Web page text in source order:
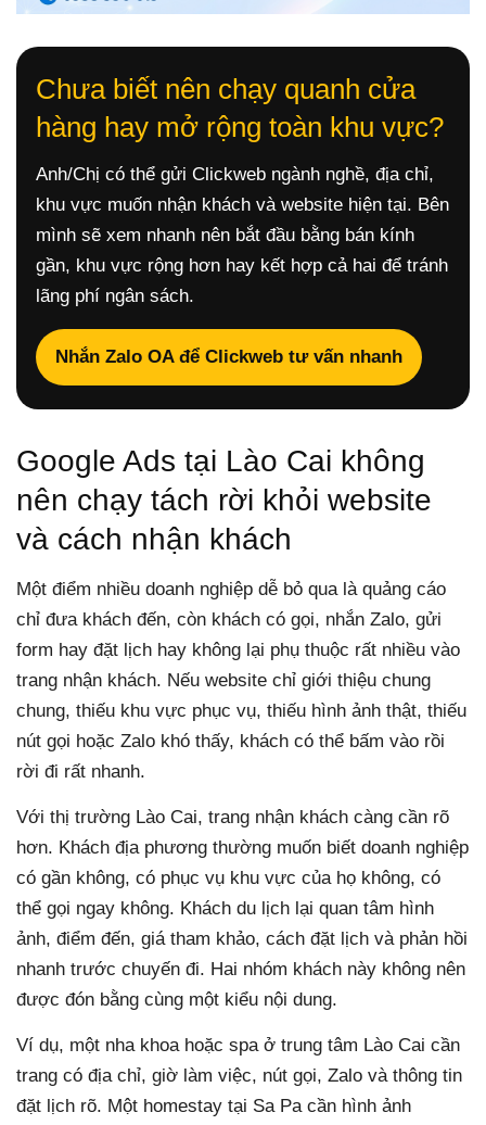
Chưa biết nên chạy quanh cửa
hàng hay mở rộng toàn khu vực?
Anh/Chị có thể gửi Clickweb ngành nghề, địa chỉ,
khu vực muốn nhận khách và website hiện tại. Bên
mình sẽ xem nhanh nên bắt đầu bằng bán kính
gần, khu vực rộng hơn hay kết hợp cả hai để tránh
lãng phí ngân sách.
Nhắn Zalo OA để Clickweb tư vấn nhanh
Google Ads tại Lào Cai không
nên chạy tách rời khỏi website
và cách nhận khách
Một điểm nhiều doanh nghiệp dễ bỏ qua là quảng cáo
chỉ đưa khách đến, còn khách có gọi, nhắn Zalo, gửi
form hay đặt lịch hay không lại phụ thuộc rất nhiều vào
trang nhận khách. Nếu website chỉ giới thiệu chung
chung, thiếu khu vực phục vụ, thiếu hình ảnh thật, thiếu
nút gọi hoặc Zalo khó thấy, khách có thể bấm vào rồi
rời đi rất nhanh.
Với thị trường Lào Cai, trang nhận khách càng cần rõ
hơn. Khách địa phương thường muốn biết doanh nghiệp
có gần không, có phục vụ khu vực của họ không, có
thể gọi ngay không. Khách du lịch lại quan tâm hình
ảnh, điểm đến, giá tham khảo, cách đặt lịch và phản hồi
nhanh trước chuyến đi. Hai nhóm khách này không nên
được đón bằng cùng một kiểu nội dung.
Ví dụ, một nha khoa hoặc spa ở trung tâm Lào Cai cần
trang có địa chỉ, giờ làm việc, nút gọi, Zalo và thông tin
đặt lịch rõ. Một homestay tại Sa Pa cần hình ảnh